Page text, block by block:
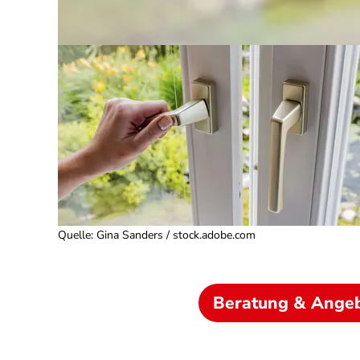
Quelle: Gina Sanders / stock.adobe.com
Beratung &